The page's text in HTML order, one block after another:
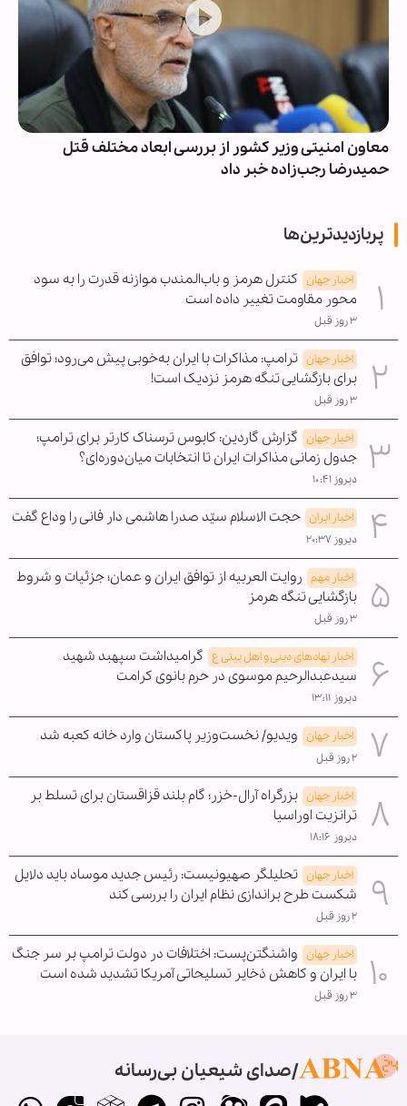
معاون امنیتی وزیر کشور از بررسی ابعاد مختلف قتل
حمیدرضا رجب‌زاده خبر داد
پربازدیدترین‌ها
اخبار جهان کنترل هرمز و باب‌المندب موازنه قدرت را به سود
محور مقاومت تغییر داده است
۳ روز قبل
اخبار جهان ترامپ: مذاکرات با ایران به‌خوبی پیش می‌رود؛ توافق
برای بازگشایی تنگه هرمز نزدیک است!
۳ روز قبل
اخبار جهان گزارش گاردین: کابوس ترسناک کارتر برای ترامپ؛
جدول زمانی مذاکرات ایران تا انتخابات میان‌دوره‌ای؟
دیروز ۱۰:۴۱
اخبار ایران حجت الاسلام سیّد صدرا هاشمی دار فانی را وداع گفت
دیروز ۲۰:۳۷
اخبار مهم روایت العربیه از توافق ایران و عمان؛ جزئیات و شروط
بازگشایی تنگه هرمز
۳ روز قبل
اخبار نهادهای دینی و اهل بیتی ع گرامیداشت سپهبد شهید
سیدعبدالرحیم موسوی در حرم بانوی کرامت
دیروز ۱۳:۱۱
اخبار جهان ویدیو/ نخست‌وزیر پاکستان وارد خانه کعبه شد
۲ روز قبل
اخبار جهان بزرگراه آرال-خزر؛ گام بلند قزاقستان برای تسلط بر
ترانزیت اوراسیا
دیروز ۱۸:۱۶
اخبار جهان تحلیلگر صهیونیست: رئیس جدید موساد باید دلایل
شکست طرح براندازی نظام ایران را بررسی کند
۲ روز قبل
اخبار جهان واشنگتن‌پست: اختلافات در دولت ترامپ بر سر جنگ
با ایران و کاهش ذخایر تسلیحاتی آمریکا تشدید شده است
۳ روز قبل
صدای شیعیان بی‌رسانه